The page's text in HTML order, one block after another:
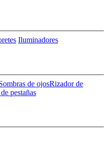
Iluminadores
de ojosRizador de
pestañas